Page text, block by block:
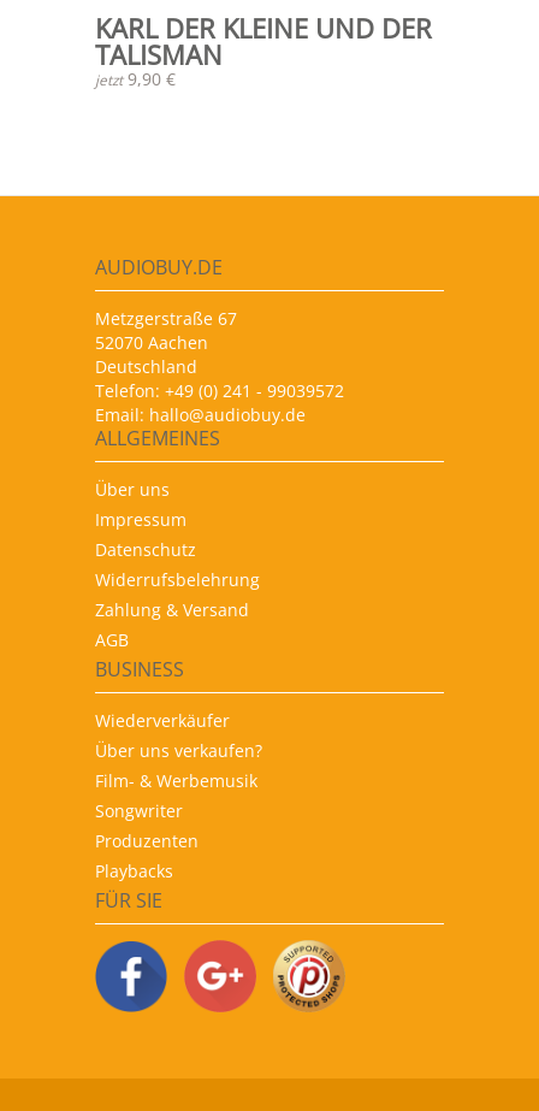
KARL DER KLEINE UND DER
TALISMAN
jetzt9,90 €
AUDIOBUY.DE
Metzgerstraße 67
52070 Aachen
Deutschland
Telefon: +49 (0) 241 - 99039572
Email: hallo@audiobuy.de
ALLGEMEINES
Über uns
Impressum
Datenschutz
Widerrufsbelehrung
Zahlung & Versand
AGB
BUSINESS
Wiederverkäufer
Über uns verkaufen?
Film- & Werbemusik
Songwriter
Produzenten
Playbacks
FÜR SIE